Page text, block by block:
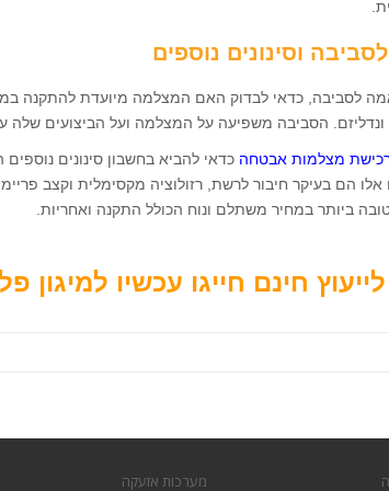
וסינונים נוספים
לסביבה, כדאי לבדוק האם המצלמה מיועדת להתקנה
ונדליזם. הסביבה משפיעה על המצלמה ועל הביצועים שלה
מצלמות אבטחה כדאי להביא בחשבון סינונים
אלו הם בעיקר חיבור לרשת, רזולוציה מקסימלית וקצב
ביותר במחיר משתלם ונוח הכולל התקנה ואחריות.
לייעוץ חינם חייגו עכשיו למיגון פלוס: 072-
מערכות אזעקה